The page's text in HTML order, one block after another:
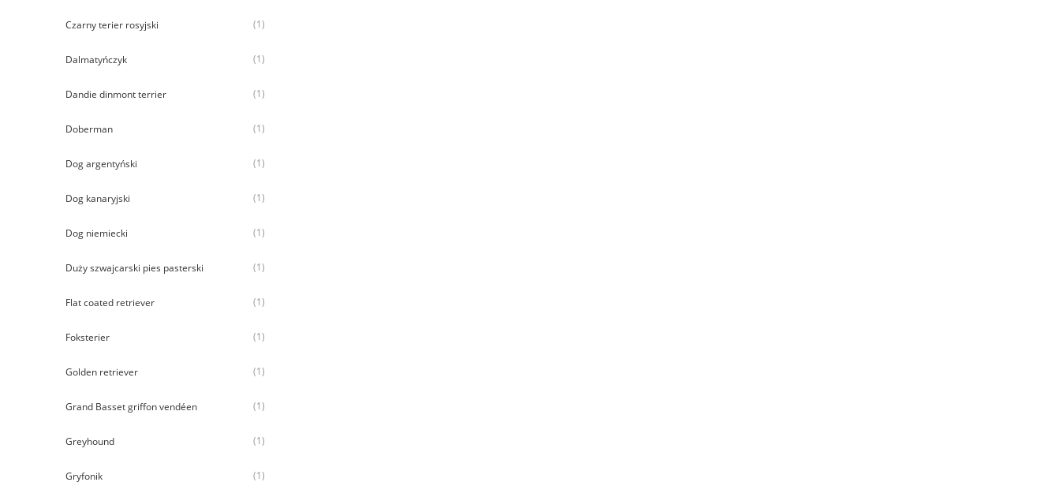
Czarny terier rosyjski (1)
Dalmatyńczyk (1)
Dandie dinmont terrier (1)
Doberman (1)
Dog argentyński (1)
Dog kanaryjski (1)
Dog niemiecki (1)
Duży szwajcarski pies pasterski (1)
Flat coated retriever (1)
Foksterier (1)
Golden retriever (1)
Grand Basset griffon vendéen (1)
Greyhound (1)
Gryfonik (1)